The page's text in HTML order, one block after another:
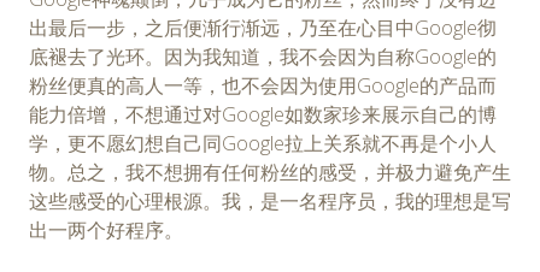
出最后一步，之后便渐行渐远，乃至在心目中Google彻
底褪去了光环。因为我知道，我不会因为自称Google的
粉丝便真的高人一等，也不会因为使用Google的产品而
能力倍增，不想通过对Google如数家珍来展示自己的博
学，更不愿幻想自己同Google拉上关系就不再是个小人
物。总之，我不想拥有任何粉丝的感受，并极力避免产生
这些感受的心理根源。我，是一名程序员，我的理想是写
出一两个好程序。